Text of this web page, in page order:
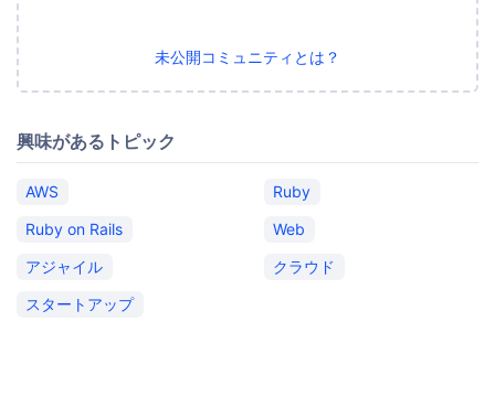
未公開コミュニティとは？
興味があるトピック
AWS
Ruby
Ruby on Rails
Web
アジャイル
クラウド
スタートアップ